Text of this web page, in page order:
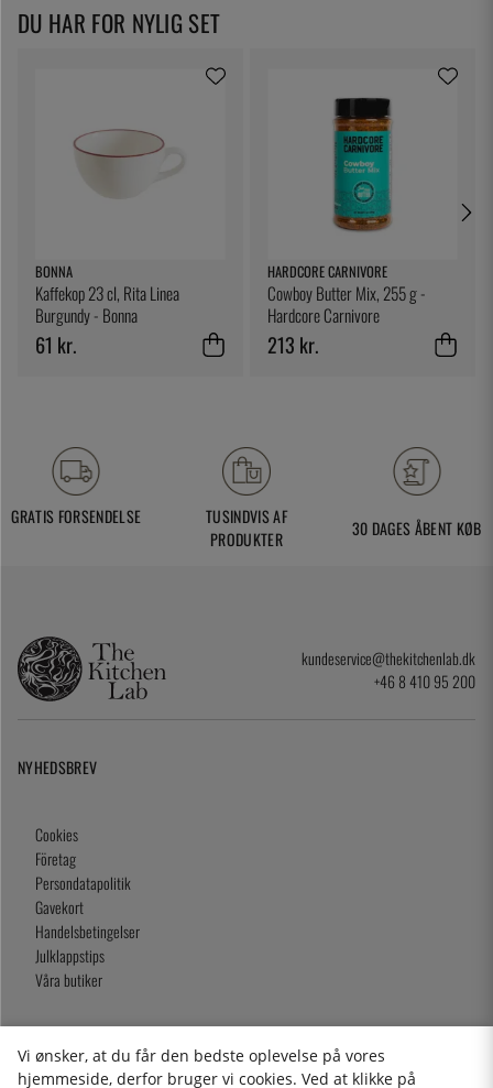
DU HAR FOR NYLIG SET
BONNA
Kaffekop 23 cl, Rita Linea
Burgundy - Bonna
61 kr.
HARDCORE CARNIVORE
Cowboy Butter Mix, 255 g -
Hardcore Carnivore
213 kr.
GRATIS FORSENDELSE
TUSINDVIS AF
PRODUKTER
30 DAGES ÅBENT KØB
kundeservice@thekitchenlab.dk
+46 8 410 95 200
NYHEDSBREV
Cookies
Företag
Persondatapolitik
Gavekort
Handelsbetingelser
Julklappstips
Våra butiker
2026 KitchenLab AB
Vi ønsker, at du får den bedste oplevelse på vores
hjemmeside, derfor bruger vi cookies. Ved at klikke på